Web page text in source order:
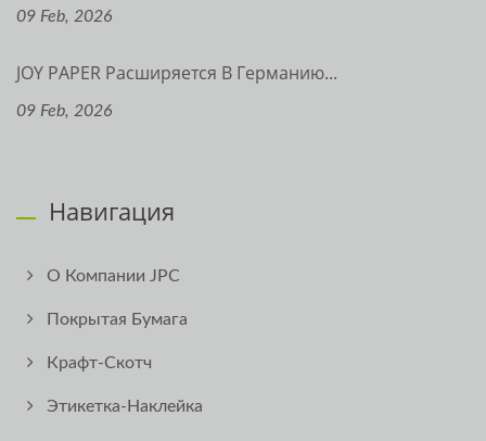
09 Feb, 2026
JOY PAPER Расширяется В Германию...
09 Feb, 2026
Навигация
О Компании JPC
Покрытая Бумага
Крафт-Скотч
Этикетка-Наклейка